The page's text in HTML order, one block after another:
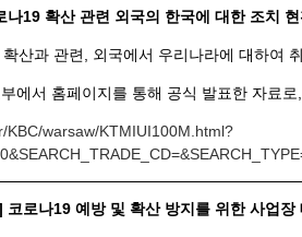
나19 확산 관련 외국의 한국에 대한 조치
확산과 관련 외국에서 우리나라에 대하여
에서 홈페이지를 통해 공식 발표한 자료로
KBC/warsaw/KTMIUI100M.html?
코로나19 예방 및 확산 방지를 위한 사업장